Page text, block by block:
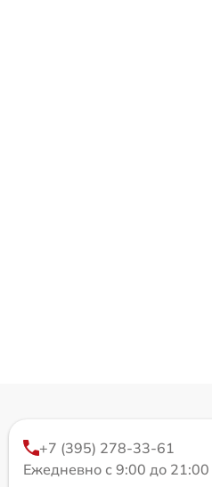
+7 (395) 278-33-61
Ежедневно с 9:00 до 21:00